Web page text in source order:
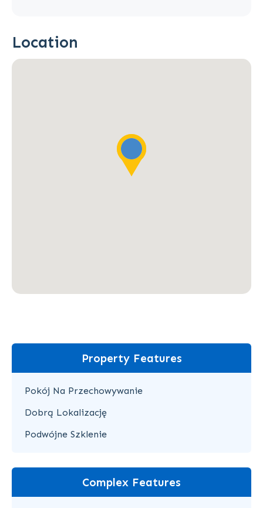
Location
Property Features
Pokój Na Przechowywanie
Dobrą Lokalizację
Podwójne Szklenie
Complex Features